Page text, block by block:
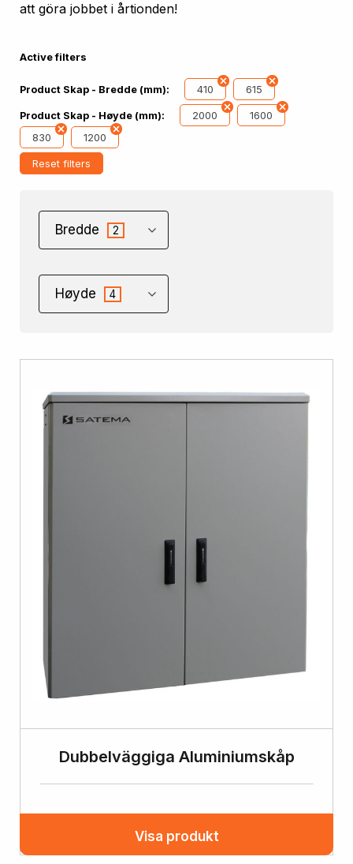
att göra jobbet i årtionden!
Active filters
Product Skap - Bredde (mm): 410 615
Product Skap - Høyde (mm): 2000
1600
830
1200
Reset filters
Bredde 2
Høyde 4
Dubbelväggiga Aluminiumskåp
Visa produkt